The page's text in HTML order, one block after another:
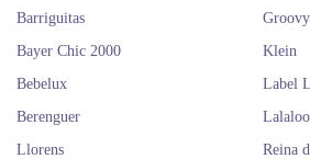
Barriguitas
Bayer Chic 2000
Bebelux
Berenguer
Klein
Label
Llorens
Reina